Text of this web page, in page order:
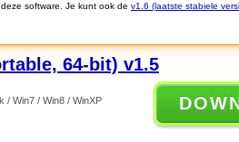
software. Je kunt ook de v1.6 (laatste stabiele
64-bit) v1.5
/ Win7 / Win8 / WinXP